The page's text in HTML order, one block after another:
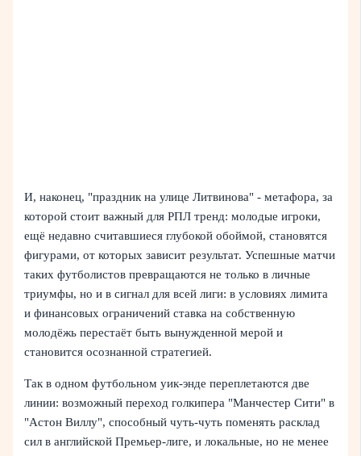
И, наконец, "праздник на улице Литвинова" - метафора, за
которой стоит важный для РПЛ тренд: молодые игроки,
ещё недавно считавшиеся глубокой обоймой, становятся
фигурами, от которых зависит результат. Успешные матчи
таких футболистов превращаются не только в личные
триумфы, но и в сигнал для всей лиги: в условиях лимита
и финансовых ограничений ставка на собственную
молодёжь перестаёт быть вынужденной мерой и
становится осознанной стратегией.
Так в одном футбольном уик‑энде переплетаются две
линии: возможный переход голкипера "Манчестер Сити" в
"Астон Виллу", способный чуть‑чуть поменять расклад
сил в английской Премьер‑лиге, и локальные, но не менее